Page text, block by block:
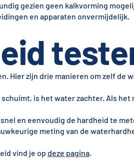
gezien geen kalkvorming
en apparaten onvermijdelijk.
Hier zijn drie manieren om zelf de
is het water zachter. Als
en eenvoudig de hardheid te
meting van de
vind je op deze pagina.